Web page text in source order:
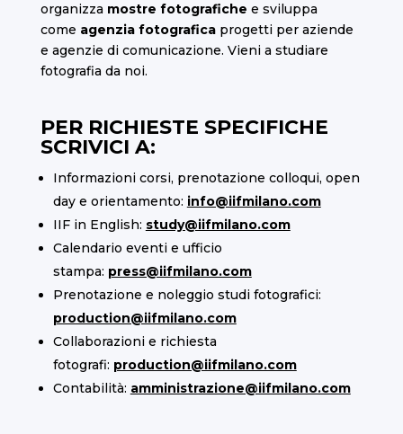
organizza mostre fotografiche e sviluppa
come agenzia fotograficaprogetti per aziende
e agenzie di comunicazione. Vieni a studiare
fotografia da noi.
PER RICHIESTE SPECIFICHE
SCRIVICI A:
Informazioni corsi, prenotazione colloqui, open
day e orientamento: info@iifmilano.com
IIF in English: study@iifmilano.com
Calendario eventi e ufficio
stampa: press@iifmilano.com
Prenotazione e noleggio studi fotografici:
production@iifmilano.com
Collaborazioni e richiesta
fotografi: production@iifmilano.com
Contabilità: amministrazione@iifmilano.com